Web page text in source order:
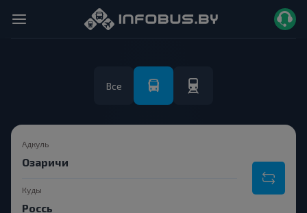
Все
Адкуль
Куды